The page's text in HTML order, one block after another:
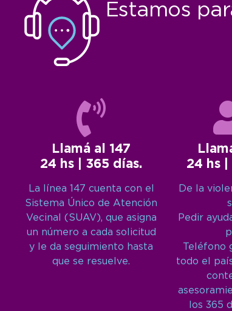
Estamos
Llamá al 147
24 hs | 365 días.
La línea 147 cuenta con el
Sistema Único de Atención
Vecinal (SUAV), que asigna
un número a cada solicitud
y le da seguimiento hasta
que se resuelve.
24 hs |
De la
Pedir
Teléfono
todo el
los 365